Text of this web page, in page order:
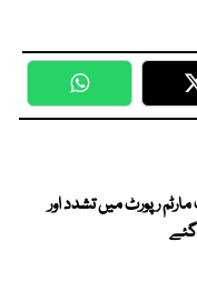
WhatsApp
رپورٹ میں تشدد اور